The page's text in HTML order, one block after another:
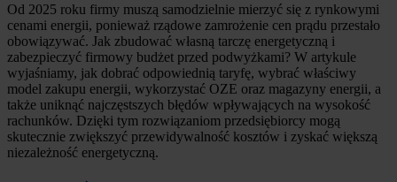
Od 2025 roku firmy muszą samodzielnie mierzyć się z rynkowymi
cenami energii, ponieważ rządowe zamrożenie cen prądu przestało
obowiązywać. Jak zbudować własną tarczę energetyczną i
zabezpieczyć firmowy budżet przed podwyżkami? W artykule
wyjaśniamy, jak dobrać odpowiednią taryfę, wybrać właściwy
model zakupu energii, wykorzystać OZE oraz magazyny energii, a
także uniknąć najczęstszych błędów wpływających na wysokość
rachunków. Dzięki tym rozwiązaniom przedsiębiorcy mogą
skutecznie zwiększyć przewidywalność kosztów i zyskać większą
niezależność energetyczną.